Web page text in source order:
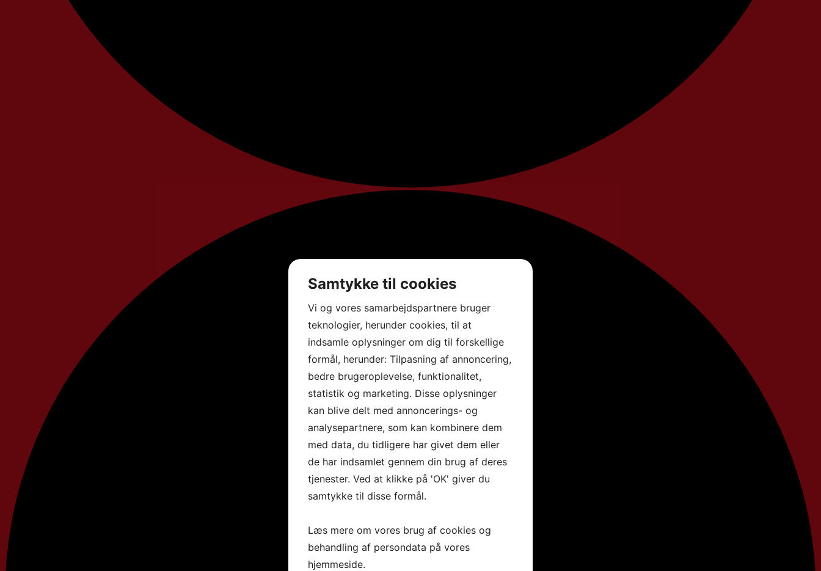
Samtykke til cookies
Vi og vores samarbejdspartnere bruger
teknologier, herunder cookies, til at
indsamle oplysninger om dig til forskellige
formål, herunder: Tilpasning af annoncering,
bedre brugeroplevelse, funktionalitet,
statistik og marketing. Disse oplysninger
kan blive delt med annoncerings- og
analysepartnere, som kan kombinere dem
med data, du tidligere har givet dem eller
de har indsamlet gennem din brug af deres
tjenester. Ved at klikke på 'OK' giver du
samtykke til disse formål.
Læs mere om vores brug af cookies og
behandling af persondata på vores
hjemmeside.